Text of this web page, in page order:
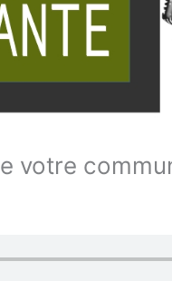
votre